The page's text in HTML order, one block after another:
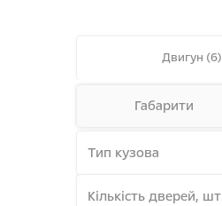
Двигун (6)
Габарити
Тип кузова
Кiлькiсть дверей, шт